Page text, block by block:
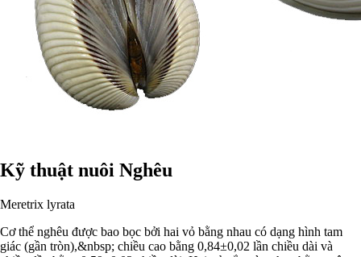
Kỹ thuật nuôi Nghêu
Meretrix lyrata
Cơ thể nghêu được bao bọc bởi hai vỏ bằng nhau có dạng hình tam
giác (gần tròn),&nbsp; chiều cao bằng 0,84±0,02 lần chiều dài và